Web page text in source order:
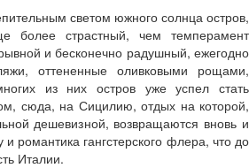
светом южного солнца остров,
более страстный, чем темперамент
и бесконечно радушный, ежегодно
оттененные оливковыми рощами,
из них остров уже успел стать
сюда, на Сицилию, отдых на которой,
дешевизной, возвращаются вновь и
и романтика гангстерского флера, что до
Италии.